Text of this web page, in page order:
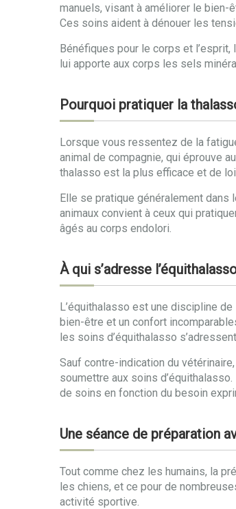
manuels, visant à améliorer le
Ces soins aident à dénouer les
Bénéfiques pour le corps et l’esprit,
lui apporte aux corps les sels
Pourquoi pratiquer la
Lorsque vous ressentez de la
animal de compagnie, qui éprouve
thalasso est la plus efficace et de
Elle se pratique généralement dans
animaux convient à ceux qui
âgés au corps endolori.
À qui s’adresse
L’équithalasso est une discipline
bien-être et un confort
les soins d’équithalasso
Sauf contre-indication du
soumettre aux soins
de soins en fonction du besoin
Une séance de préparation
Tout comme chez les humains, la
les chiens, et ce pour de
activité sportive.